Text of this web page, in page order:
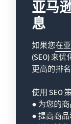
亚马
息
如果您在
(SEO) 来
更高的排名
使用 SEO
● 为您的
● 提高商